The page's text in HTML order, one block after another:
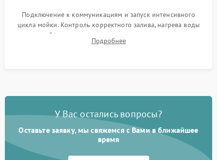
Подключение к коммуникациям и запуск интенсивного
цикла мойки. Контроль корректного залива, нагрева воды
до нужной температуры, отсутствия посторонних шумов,
штатного слива и абсолютной сухости в поддоне.
Подробнее
У Вас остались вопросы?
Оставьте заявку, мы свяжемся с Вами в ближайшее
время